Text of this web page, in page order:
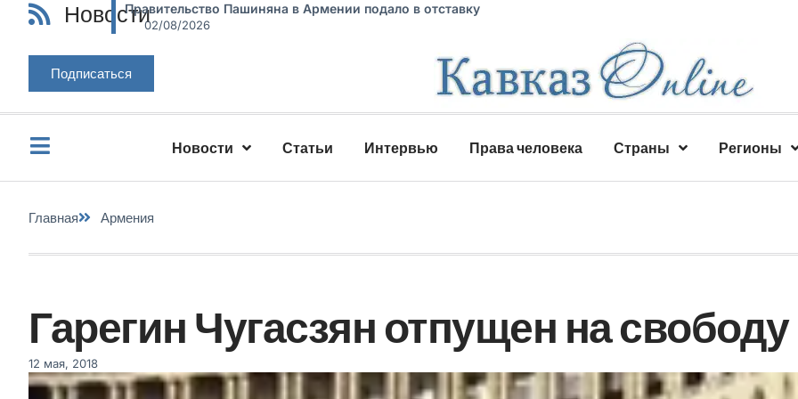
НовостиПравительство Пашиняна в Армении подало в отставку
02/08/2026
Подписаться
Новости Статьи Интервью Права человека Страны Регионы
Главная Армения
Гарегин Чугасзян отпущен на свободу
12 мая, 2018